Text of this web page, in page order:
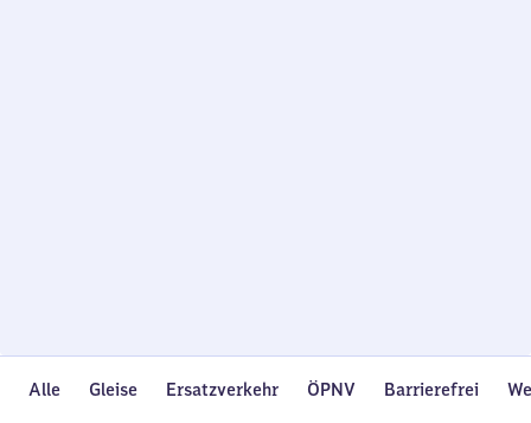
Alle Gleise Ersatzverkehr ÖPNV Barrierefrei